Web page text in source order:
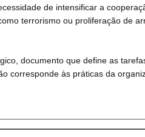
de intensificar a
terrorismo ou proliferação de
documento que define as
corresponde às práticas da